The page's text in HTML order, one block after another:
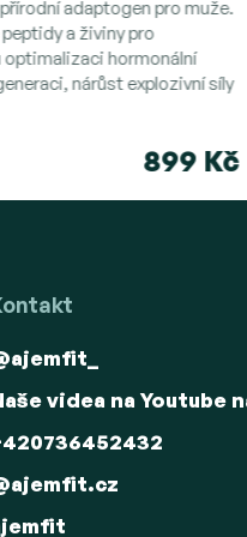
899 Kč
adaptogen pro muže.
a živiny pro
optimalizaci hormonální
nárůst explozivní síly
videa na Youtube